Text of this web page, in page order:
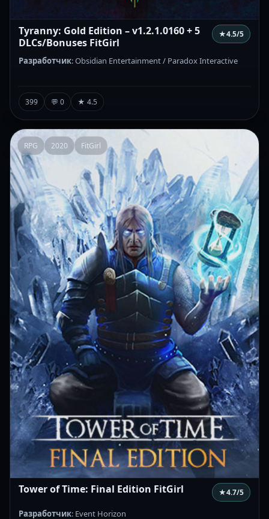
Tyranny: Gold Edition – v1.2.1.0160 + 5
DLCs/Bonuses FitGirl
★4.5/5
Разработчик: Obsidian Entertainment / Paradox Interactive
399 💬 0 ★ 4.5
RPG 2020 FitGirl
Tower of Time: Final Edition FitGirl ★4.7/5
Разработчик: Event Horizon